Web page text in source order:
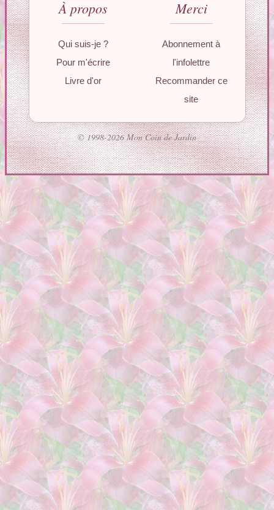
À propos
Qui suis-je ?
Pour m'écrire
Livre d'or
Merci
Abonnement à
l'infolettre
Recommander ce
site
© 1998-2026 Mon Coin de Jardin